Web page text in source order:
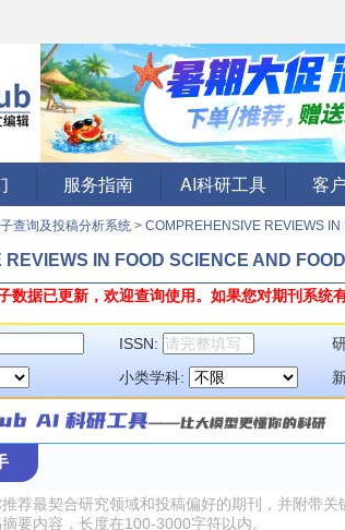
服务指南 AI科研工具 客
查询及投稿分析系统 > COMPREHENSIVE REVIEWS
IN FOOD SCIENCE AND
据已更新，欢迎查询使用。 如果您对期刊系统
ISSN:
小类学科: